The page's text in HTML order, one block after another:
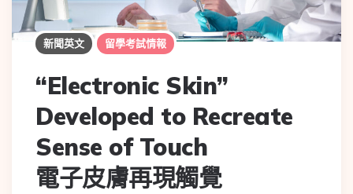
新聞英文 留學考試情報
“Electronic Skin”
Developed to Recreate
Sense of Touch
電子皮膚再現觸覺